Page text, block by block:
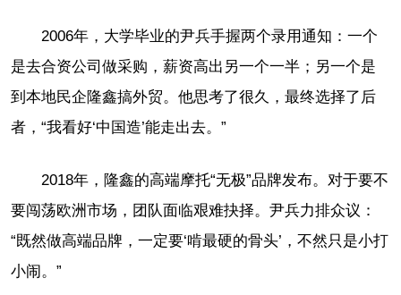
2006年，大学毕业的尹兵手握两个录用通知：一个
是去合资公司做采购，薪资高出另一个一半；另一个是
到本地民企隆鑫搞外贸。他思考了很久，最终选择了后
者，“我看好‘中国造’能走出去。”
2018年，隆鑫的高端摩托“无极”品牌发布。对于要不
要闯荡欧洲市场，团队面临艰难抉择。尹兵力排众议：
“既然做高端品牌，一定要‘啃最硬的骨头’，不然只是小打
小闹。”